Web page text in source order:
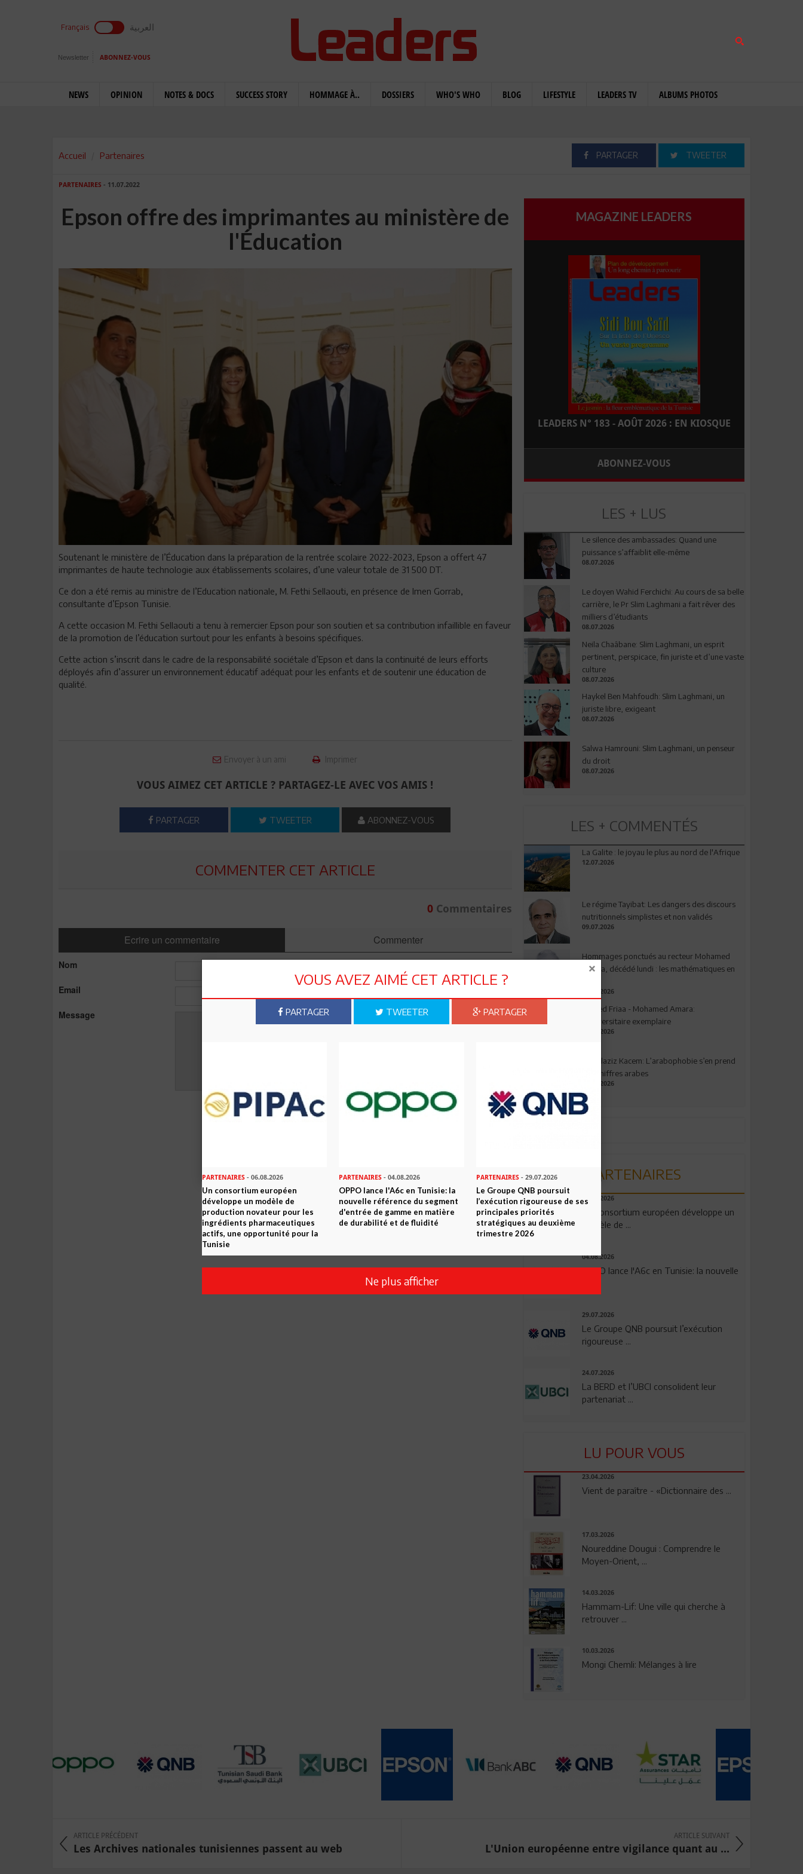
Français العربية
Newsletter ABONNEZ-VOUS
NEWS OPINION NOTES & DOCS SUCCESS STORY HOMMAGE À.. DOSSIERS WHO'S WHO BLOG LIFESTYLE LEADERS TV ALBUMS PHOTOS
Accueil Partenaires PARTAGER TWEETER
PARTENAIRES - 11.07.2022
Epson offre des imprimantes au ministère de
l'Éducation
Soutenant le ministère de l’Éducation dans la préparation de la rentrée scolaire 2022-2023, Epson a offert 47
imprimantes de haute technologie aux établissements scolaires, d’une valeur totale de 31 500 DT.
Ce don a été remis au ministre de l’Education nationale, M. Fethi Sellaouti, en présence de Imen Gorrab,
consultante d’Epson Tunisie.
A cette occasion M. Fethi Sellaouti a tenu à remercier Epson pour son soutien et sa contribution infaillible en faveur
de la promotion de l’éducation surtout pour les enfants à besoins spécifiques.
Cette action s’inscrit dans le cadre de la responsabilité sociétale d’Epson et dans la continuité de leurs efforts
déployés afin d’assurer un environnement éducatif adéquat pour les enfants et de soutenir une éducation de
qualité.
Envoyer à un ami Imprimer
VOUS AIMEZ CET ARTICLE ? PARTAGEZ-LE AVEC VOS AMIS !
PARTAGER TWEETER ABONNEZ-VOUS
COMMENTER CET ARTICLE
0Commentaires
Ecrire un commentaire Commenter
Nom
Email
Message
Envoyer
MAGAZINE LEADERS
LEADERS N° 183 - AOÛT 2026 : EN KIOSQUE
ABONNEZ-VOUS
LES + LUS
Le silence des ambassades: Quand une
puissance s’affaiblit elle-même
08.07.2026
Le doyen Wahid Ferchichi: Au cours de sa belle
carrière, le Pr Slim Laghmani a fait rêver des
milliers d’étudiants
08.07.2026
Neila Chaâbane: Slim Laghmani, un esprit
pertinent, perspicace, fin juriste et d’une vaste
culture
08.07.2026
Haykel Ben Mahfoudh: Slim Laghmani, un
juriste libre, exigeant
08.07.2026
Salwa Hamrouni: Slim Laghmani, un penseur
du droit
08.07.2026
LES + COMMENTÉS
La Galite : le joyau le plus au nord de l'Afrique
12.07.2026
Le régime Tayibat: Les dangers des discours
nutritionnels simplistes et non validés
09.07.2026
Hommages ponctués au recteur Mohamed
Amara, décédé lundi : les mathématiques en
03.08.2026
Ahmed Friaa - Mohamed Amara:
l’Universitaire exemplaire
04.08.2026
Abdelaziz Kacem: L’arabophobie s’en prend
aux chiffres arabes
09.07.2026
PARTENAIRES
06.08.2026
Un consortium européen développe un
modèle de ...
04.08.2026
OPPO lance l'A6c en Tunisie: la nouvelle
29.07.2026
Le Groupe QNB poursuit l’exécution
rigoureuse ...
24.07.2026
La BERD et l’UBCI consolident leur
partenariat ...
LU POUR VOUS
23.04.2026
Vient de paraître - «Dictionnaire des ...
17.03.2026
Noureddine Dougui : Comprendre le
Moyen-Orient, ...
14.03.2026
Hammam-Lif: Une ville qui cherche à
retrouver ...
10.03.2026
Mongi Chemli: Mélanges à lire
ARTICLE PRÉCÉDENT
Les Archives nationales tunisiennes passent au web
ARTICLE SUIVANT
L'Union européenne entre vigilance quant au ...
VOUS AVEZ AIMÉ CET ARTICLE ?
PARTAGER TWEETER PARTAGER
PARTENAIRES - 06.08.2026
Un consortium européen
développe un modèle de
production novateur pour les
ingrédients pharmaceutiques
actifs, une opportunité pour la
Tunisie
PARTENAIRES - 04.08.2026
OPPO lance l'A6c en Tunisie: la
nouvelle référence du segment
d'entrée de gamme en matière
de durabilité et de fluidité
PARTENAIRES- 29.07.2026
Le Groupe QNB poursuit
l’exécution rigoureuse de ses
principales priorités
stratégiques au deuxième
trimestre 2026
Ne plus afficher